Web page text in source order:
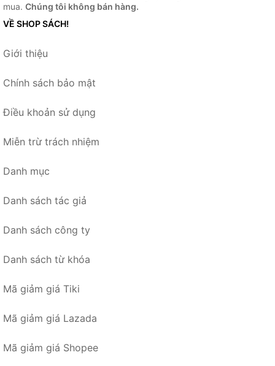
mua. Chúng tôi không bán hàng.
VỀ SHOP SÁCH!
Giới thiệu
Chính sách bảo mật
Điều khoản sử dụng
Miễn trừ trách nhiệm
Danh mục
Danh sách tác giả
Danh sách công ty
Danh sách từ khóa
Mã giảm giá Tiki
Mã giảm giá Lazada
Mã giảm giá Shopee